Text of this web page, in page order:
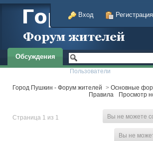
Вход Регистрация
Обсуждения
Пользователи
Город Пушкин - Форум жителей > Основные
Правила
Просмотр
Страница 1 из 1 Вы не можете
Вы не